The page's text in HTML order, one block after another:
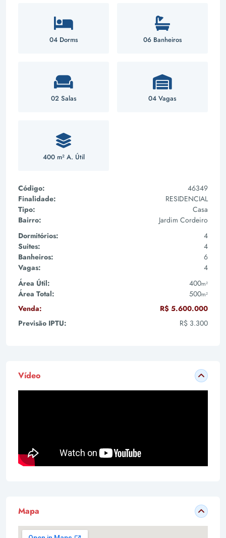
04 Dorms 06 Banheiros
02 Salas 04 Vagas
400 m² A. Útil
Código:
46349
Finalidade:
RESIDENCIAL
Tipo:
Casa
Bairro:
Jardim Cordeiro
Dormitórios:
4
Suites:
4
Banheiros:
6
Vagas:
4
Área Útil:
400m²
Área Total: 500m²
Venda:
R$ 5.600.000
Previsão IPTU:
R$ 3.300
Vídeo
Mapa